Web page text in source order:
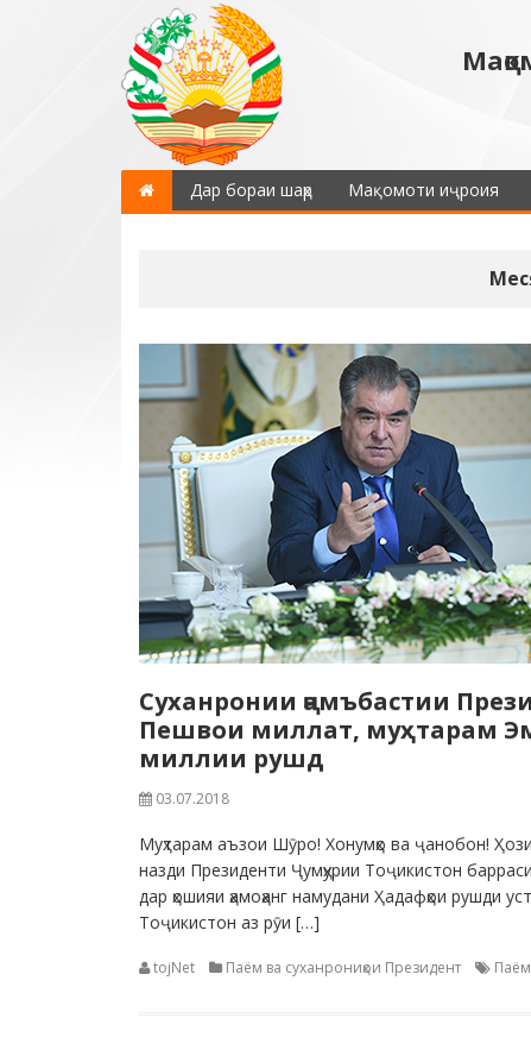
Дар бораи шаҳр Мақомоти иҷроия
Суханронии ҷамъбастии
Пешвои миллат, муҳтарам
миллии рушд
03.07.2018
Муҳтарам аъзои Шӯро! Хонумҳо ва ҷанобон!
назди Президенти Ҷумҳурии Тоҷикистон
дар ҳошияи ҳамоҳанг намудани Ҳадафҳои рушди
Тоҷикистон аз рӯи […]
tojNet Паём ва суханрониҳои Президент Паём